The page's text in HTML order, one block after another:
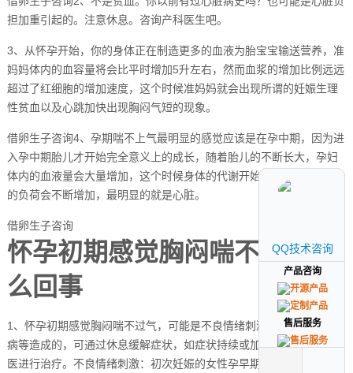
担加重引起的。注意休息。咨询产科医生吧。
3、从怀孕开始，你的身体正在制造更多的血液为胎宝宝输送营养，准
妈妈体内的血容量将会比平时增加5升左右，然而血浆的增加比例远远
超过了红细胞的增加速度，这个时候准妈妈就会出现所谓的妊娠生理
性贫血以及心跳加快出现胸闷气短的现象。
借卵生子咨询4、孕期喘不上气最明显的感觉应该是在孕中期，因为进
入孕中期胎儿才开始完全意义上的成长，随着胎儿的不断长大，孕妇
体内的血液量会大量增加，这个时候身体的代谢开始加速，整个身体
的负荷会不断增加，最明显的就是心脏。
借卵生子咨询
怀孕初期感觉胸闷喘不过气怎
么回事
1、怀孕初期感觉胸闷喘不过气，可能是不良情绪刺激、妊娠反应、疾
病等造成的，可通过休息缓解症状，如症状持续或加重，建议及时就
医进行治疗。不良情绪刺激：初次妊娠的女性孕早期焦虑，过于担心
QQ技术咨询
产品咨询
售后服务
QQ技术咨询
产品咨询
售后服务